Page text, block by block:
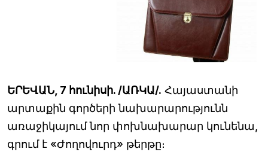
ԵՐԵՎԱՆ, 7 հունիսի. /ԱՌԿԱ/. Հայաստանի
արտաքին գործերի նախարարությունն
առաջիկայում նոր փոխնախարար կունենա,
գրում է «Ժողովուրդ» թերթը։